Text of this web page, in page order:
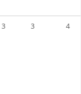
3 3 4